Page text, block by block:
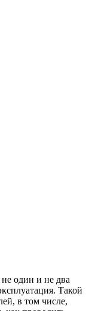
один и не два
Такой
в том числе,